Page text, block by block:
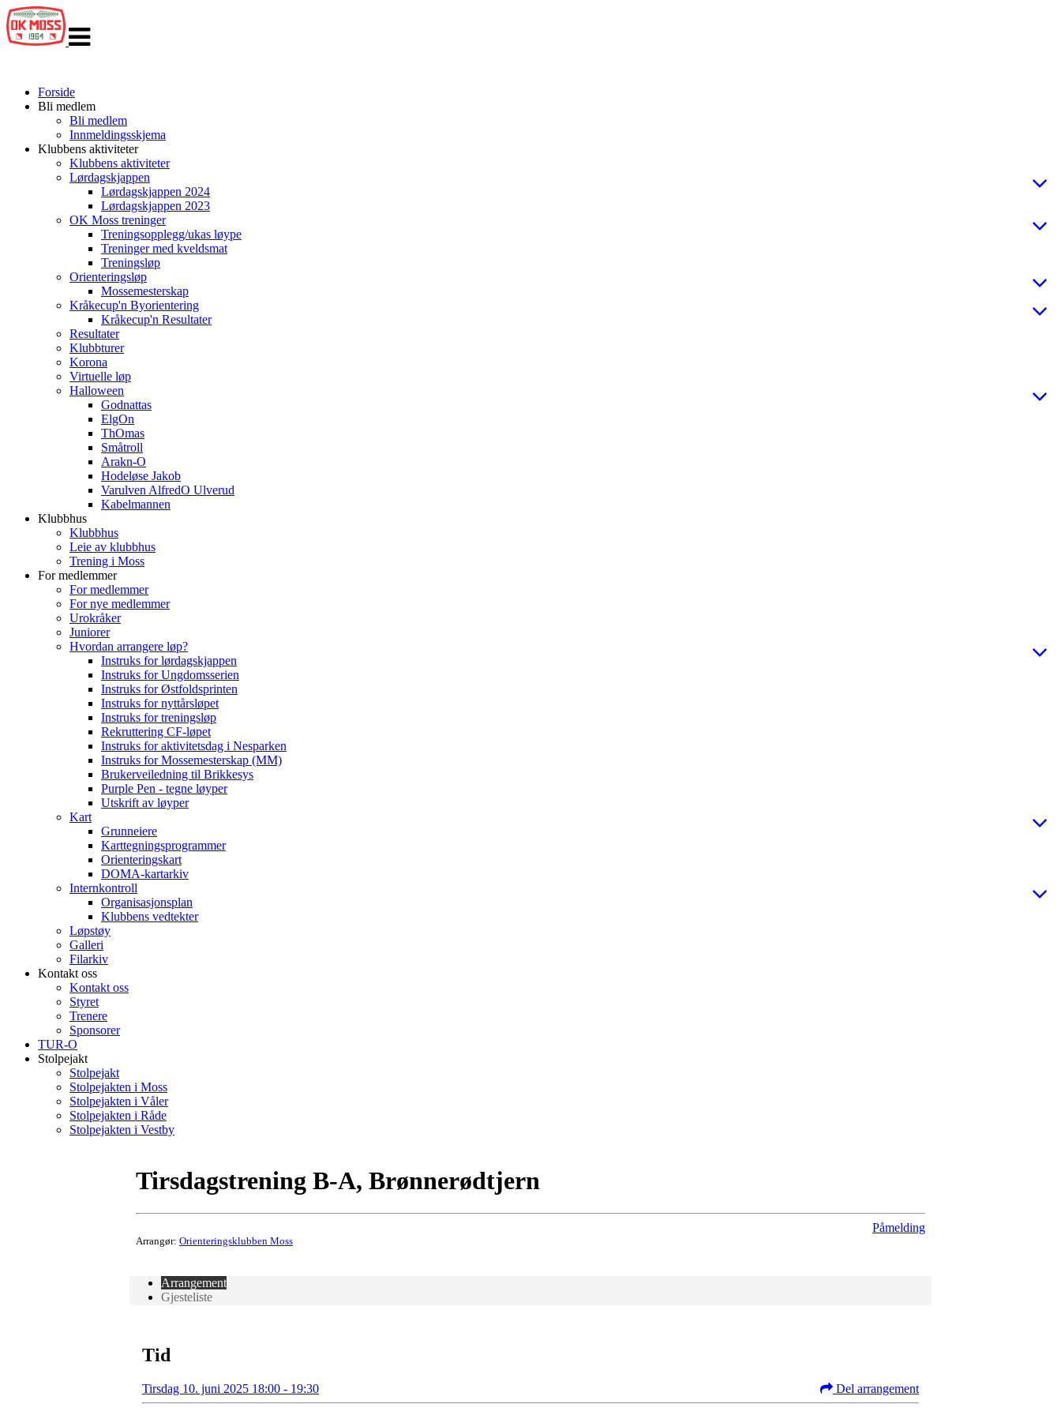
navigasjon
Forside
Bli medlem
Bli medlem
Innmeldingsskjema
Klubbens aktiviteter
Klubbens aktiviteter
Lørdagskjappen
Lørdagskjappen 2024
Lørdagskjappen 2023
OK Moss treninger
Treningsopplegg/ukas løype
Treninger med kveldsmat
Treningsløp
Orienteringsløp
Mossemesterskap
Kråkecup'n Byorientering
Kråkecup'n Resultater
Resultater
Klubbturer
Korona
Virtuelle løp
Halloween
Godnattas
ElgOn
ThOmas
Småtroll
Arakn-O
Hodeløse Jakob
Varulven AlfredO Ulverud
Kabelmannen
Klubbhus
Klubbhus
Leie av klubbhus
Trening i Moss
For medlemmer
For medlemmer
For nye medlemmer
Urokråker
Juniorer
Hvordan arrangere løp?
Instruks for lørdagskjappen
Instruks for Ungdomsserien
Instruks for Østfoldsprinten
Instruks for nyttårsløpet
Instruks for treningsløp
Rekruttering CF-løpet
Instruks for aktivitetsdag i Nesparken
Instruks for Mossemesterskap (MM)
Brukerveiledning til Brikkesys
Purple Pen - tegne løyper
Utskrift av løyper
Kart
Grunneiere
Karttegningsprogrammer
Orienteringskart
DOMA-kartarkiv
Internkontroll
Organisasjonsplan
Klubbens vedtekter
Løpstøy
Galleri
Filarkiv
Kontakt oss
Kontakt oss
Styret
Trenere
Sponsorer
TUR-O
Stolpejakt
Stolpejakt
Stolpejakten i Moss
Stolpejakten i Våler
Stolpejakten i Råde
Stolpejakten i Vestby
Tirsdagstrening B-A, Brønnerødtjern
Arrangør: Orienteringsklubben Moss
Påmelding
Arrangement
Gjesteliste
Tid
Tirsdag 10. juni 2025 18:00 - 19:30 Del arrangement